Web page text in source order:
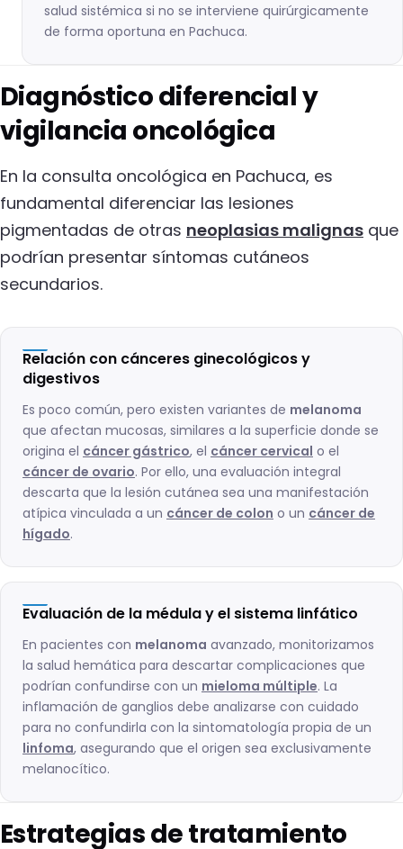
salud sistémica si no se interviene quirúrgicamente
de forma oportuna en Pachuca.
Diagnóstico diferencial y
vigilancia oncológica
En la consulta oncológica en Pachuca, es
fundamental diferenciar las lesiones
pigmentadas de otras neoplasias malignas que
podrían presentar síntomas cutáneos
secundarios.
Relación con cánceres ginecológicos y
digestivos
Es poco común, pero existen variantes de melanoma
que afectan mucosas, similares a la superficie donde se
origina el cáncer gástrico, el cáncer cervical o el
cáncer de ovario. Por ello, una evaluación integral
descarta que la lesión cutánea sea una manifestación
atípica vinculada a un cáncer de colon o un cáncer de
hígado.
Evaluación de la médula y el sistema linfático
En pacientes con melanoma avanzado, monitorizamos
la salud hemática para descartar complicaciones que
podrían confundirse con un mieloma múltiple. La
inflamación de ganglios debe analizarse con cuidado
para no confundirla con la sintomatología propia de un
linfoma, asegurando que el origen sea exclusivamente
melanocítico.
Estrategias de tratamiento